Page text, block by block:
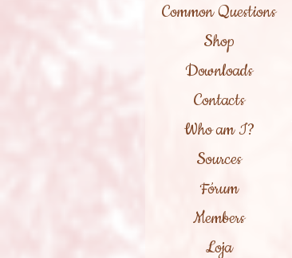
Common Questions
Shop
Downloads
Contacts
Who am I?
Sources
Fórum
Members
Loja